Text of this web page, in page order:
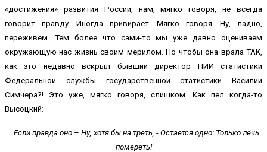
«достижения» развития России, нам, мягко говоря, не всегда
говорит правду. Иногда привирает. Мягко говоря. Ну, ладно,
переживем. Тем более что сами-то мы уже давно оцениваем
окружающую нас жизнь своим мерилом. Но чтобы она врала ТАК,
как это недавно вскрыл бывший директор НИИ статистики
Федеральной службы государственной статистики Василий
Симчера?! Это уже, мягко говоря, слишком. Как пел когда-то
Высоцкий:
...Если правда оно – Ну, хотя бы на треть, - Остается одно: Только лечь
помереть!